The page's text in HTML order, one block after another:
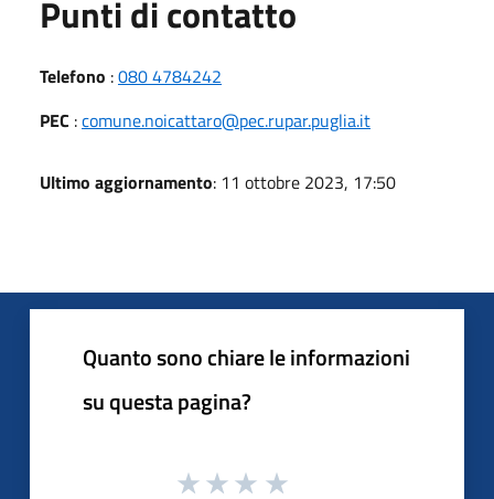
Punti di contatto
Telefono :080 4784242
PEC :comune.noicattaro@pec.rupar.puglia.it
Ultimo aggiornamento: 11 ottobre 2023, 17:50
Quanto sono chiare le informazioni
su questa pagina?